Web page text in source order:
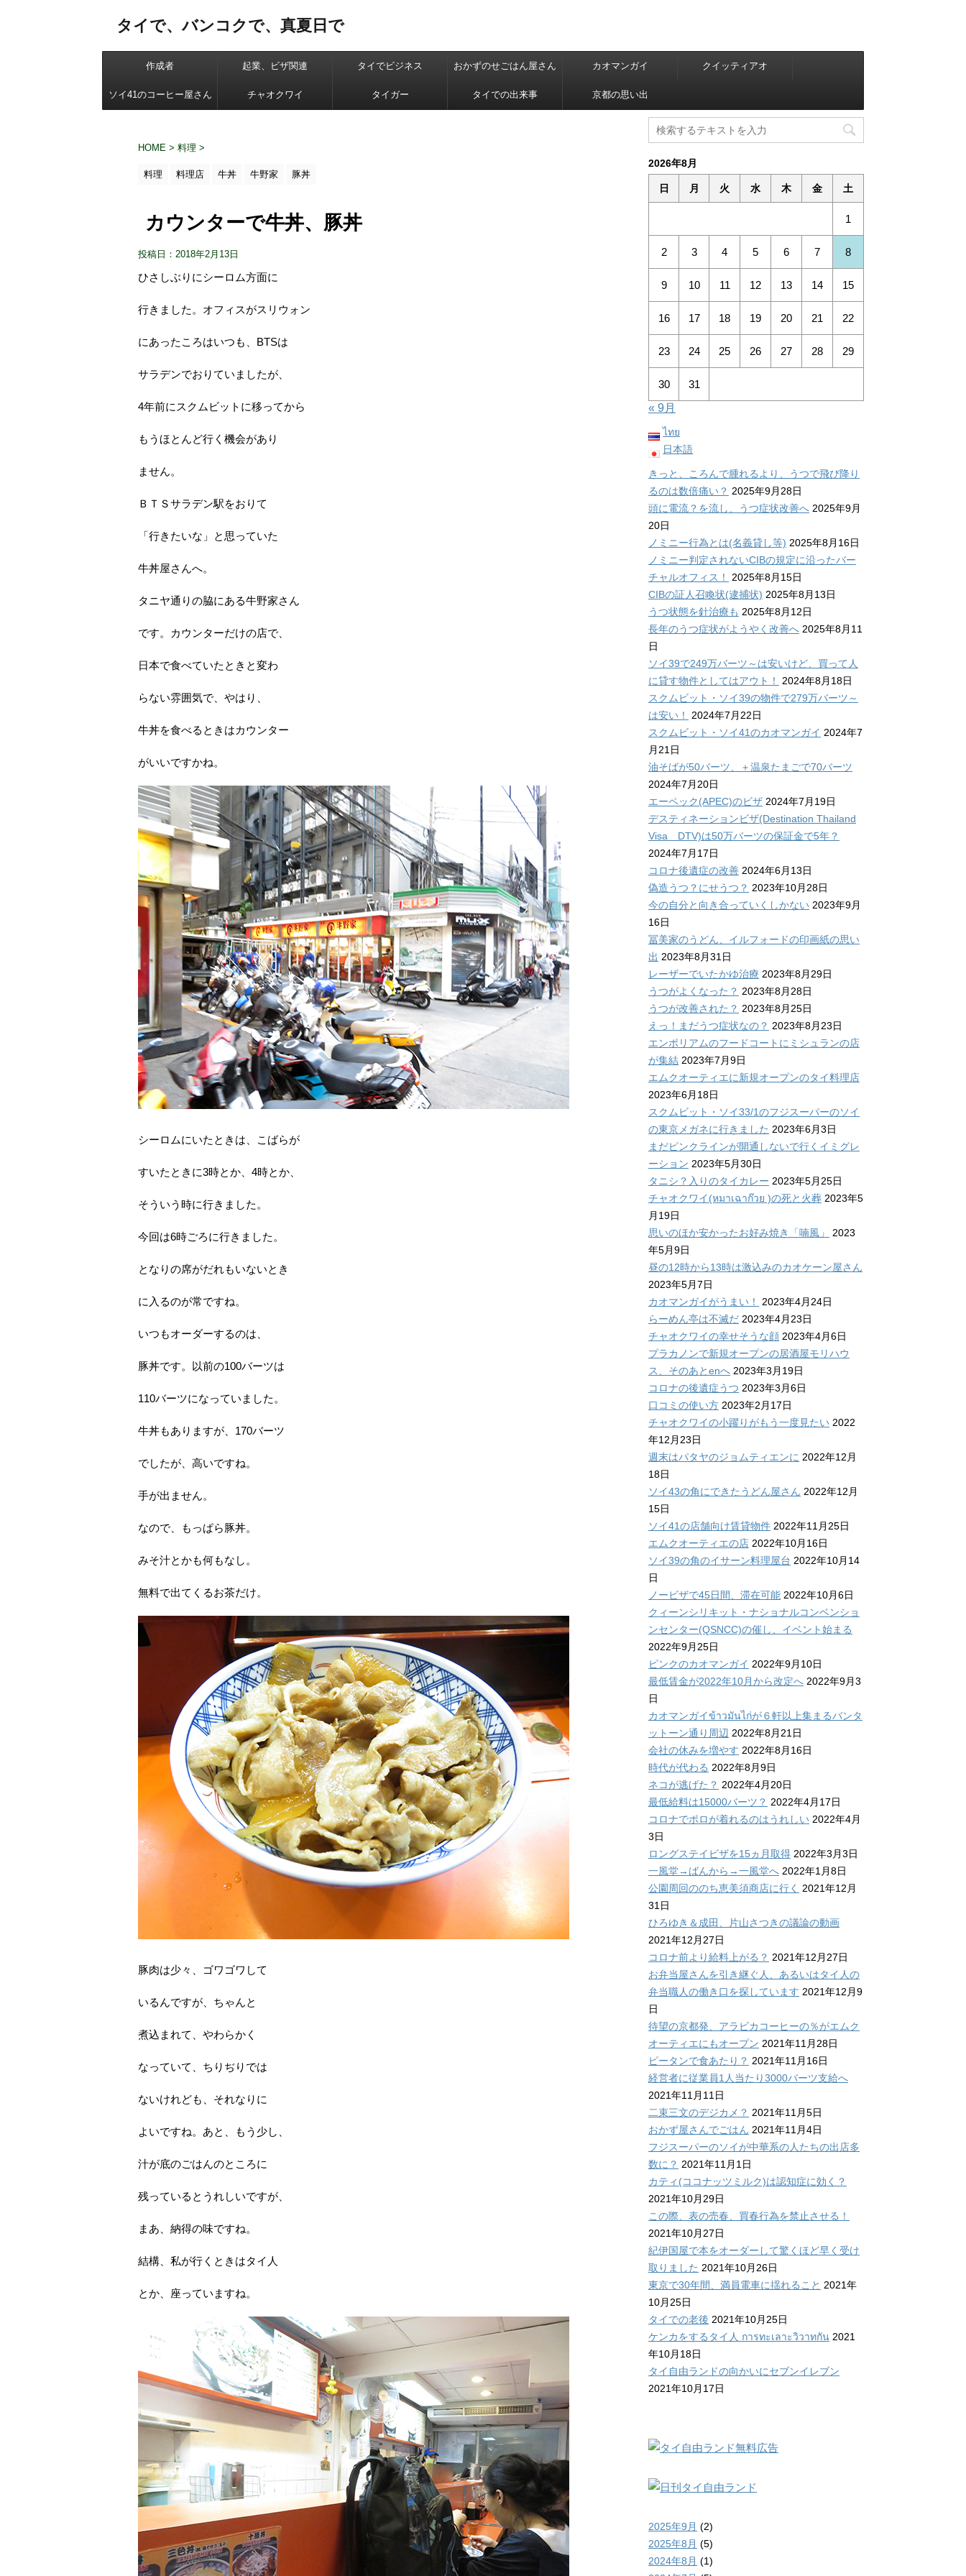
タイで、バンコクで、真夏日で
作成者 起業、ビザ関連 タイでビジネス おかずのせごはん屋さん カオマンガイ クイッティアオ
ソイ41のコーヒー屋さん チャオクワイ タイガー タイでの出来事 京都の思い出
HOME > 料理 >
料理 料理店 牛丼 牛野家 豚丼
カウンターで牛丼、豚丼
投稿日：2018年2月13日
ひさしぶりにシーロム方面に
行きました。オフィスがスリウォン
にあったころはいつも、BTSは
サラデンでおりていましたが、
4年前にスクムビットに移ってから
もうほとんど行く機会があり
ません。
ＢＴＳサラデン駅をおりて
「行きたいな」と思っていた
牛丼屋さんへ。
タニヤ通りの脇にある牛野家さん
です。カウンターだけの店で、
日本で食べていたときと変わ
らない雰囲気で、やはり、
牛丼を食べるときはカウンター
がいいですかね。
シーロムにいたときは、こばらが
すいたときに3時とか、4時とか、
そういう時に行きました。
今回は6時ごろに行きました。
となりの席がだれもいないとき
に入るのが常ですね。
いつもオーダーするのは、
豚丼です。以前の100バーツは
110バーツになっていました。
牛丼もありますが、170バーツ
でしたが、高いですね。
手が出ません。
なので、もっぱら豚丼。
みそ汁とかも何もなし。
無料で出てくるお茶だけ。
豚肉は少々、ゴワゴワして
いるんですが、ちゃんと
煮込まれて、やわらかく
なっていて、ちりぢりでは
ないけれども、それなりに
よいですね。あと、もう少し、
汁が底のごはんのところに
残っているとうれしいですが、
まあ、納得の味ですね。
結構、私が行くときはタイ人
とか、座っていますね。
2026年8月
日 月 火 水 木 金 土
1
2 3 4 5 6 7 8
9 10 11 12 13 14 15
16 17 18 19 20 21 22
23 24 25 26 27 28 29
30
31
« 9月
ไทย
日本語
きっと、ころんで腫れるより、うつで飛び降り
るのは数倍痛い？ 2025年9月28日
頭に電流？を流し、うつ症状改善へ 2025年9月
20日
ノミニー行為とは(名義貸し等) 2025年8月16日
ノミニー判定されないCIBの規定に沿ったバー
チャルオフィス！
2025年8月15日
CIBの証人召喚状(逮捕状) 2025年8月13日
うつ状態を針治療も 2025年8月12日
長年のうつ症状がようやく改善へ 2025年8月11
日
ソイ39で249万バーツ～は安いけど、買って人
に貸す物件としてはアウト！
2024年8月18日
スクムビット・ソイ39の物件で279万バーツ～
は安い！
2024年7月22日
スクムビット・ソイ41のカオマンガイ 2024年7
月21日
油そばが50バーツ、＋温泉たまごで70バーツ
2024年7月20日
エーペック(APEC)のビザ 2024年7月19日
デスティネーションビザ(Destination Thailand
Visa DTV)は50万バーツの保証金で5年？
2024年7月17日
コロナ後遺症の改善 2024年6月13日
偽造うつ？にせうつ？ 2023年10月28日
今の自分と向き合っていくしかない 2023年9月
16日
冨美家のうどん、イルフォードの印画紙の思い
出 2023年8月31日
レーザーでいたかゆ治療 2023年8月29日
うつがよくなった？ 2023年8月28日
うつが改善された？ 2023年8月25日
えっ！まだうつ症状なの？ 2023年8月23日
エンポリアムのフードコートにミシュランの店
が集結 2023年7月9日
エムクオーティエに新規オープンのタイ料理店
2023年6月18日
スクムビット・ソイ33/1のフジスーパーのソイ
の東京メガネに行きました 2023年6月3日
まだピンクラインが開通しないで行くイミグレ
ーション 2023年5月30日
タニシ？入りのタイカレー 2023年5月25日
チャオクワイ(หมาเฉาก๊วย )の死と火葬 2023年5
月19日
思いのほか安かったお好み焼き「喃風」
2023
年5月9日
昼の12時から13時は激込みのカオケーン屋さん
2023年5月7日
カオマンガイがうまい！
2023年4月24日
らーめん亭は不滅だ 2023年4月23日
チャオクワイの幸せそうな顔 2023年4月6日
プラカノンで新規オープンの居酒屋モリハウ
ス、そのあとenへ 2023年3月19日
コロナの後遺症うつ 2023年3月6日
口コミの使い方 2023年2月17日
チャオクワイの小躍りがもう一度見たい 2022
年12月23日
週末はパタヤのジョムティエンに 2022年12月
18日
ソイ43の角にできたうどん屋さん 2022年12月
15日
ソイ41の店舗向け賃貸物件 2022年11月25日
エムクオーティエの店 2022年10月16日
ソイ39の角のイサーン料理屋台 2022年10月14
日
ノービザで45日間、滞在可能 2022年10月6日
クィーンシリキット・ナショナルコンベンショ
ンセンター(QSNCC)の催し、イベント始まる
2022年9月25日
ピンクのカオマンガイ 2022年9月10日
最低賃金が2022年10月から改定へ 2022年9月3
日
カオマンガイข้าวมันไก่が６軒以上集まるバンタ
ットーン通り周辺 2022年8月21日
会社の休みを増やす 2022年8月16日
時代が代わる 2022年8月9日
ネコが逃げた？ 2022年4月20日
最低給料は15000バーツ？ 2022年4月17日
コロナでポロが着れるのはうれしい 2022年4月
3日
ロングステイビザを15ヵ月取得 2022年3月3日
一風堂→ばんから→一風堂へ 2022年1月8日
公園周回ののち恵美須商店に行く
2021年12月
31日
ひろゆき＆成田、片山さつきの議論の動画
2021年12月27日
コロナ前より給料上がる？ 2021年12月27日
お弁当屋さんを引き継ぐ人、あるいはタイ人の
弁当職人の働き口を探しています 2021年12月9
日
待望の京都発、アラビカコーヒーの％がエムク
オーティエにもオープン 2021年11月28日
ピータンで食あたり？ 2021年11月16日
経営者に従業員1人当たり3000バーツ支給へ
2021年11月11日
二束三文のデジカメ？ 2021年11月5日
おかず屋さんでごはん 2021年11月4日
フジスーパーのソイが中華系の人たちの出店多
数に？ 2021年11月1日
カティ(ココナッツミルク)は認知症に効く？
2021年10月29日
この際、表の売春、買春行為を禁止させる！
2021年10月27日
紀伊国屋で本をオーダーして驚くほど早く受け
取りました 2021年10月26日
東京で30年間、満員電車に揺れること 2021年
10月25日
タイでの老後 2021年10月25日
ケンカをするタイ人 การทะเลาะวิวาทกัน 2021
年10月18日
タイ自由ランドの向かいにセブンイレブン
2021年10月17日
2025年9月 (2)
2025年8月 (5)
2024年8月 (1)